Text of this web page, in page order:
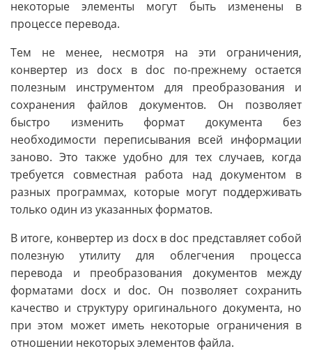
некоторые элементы могут быть изменены в
процессе перевода.
Тем не менее, несмотря на эти ограничения,
конвертер из docx в doc по-прежнему остается
полезным инструментом для преобразования и
сохранения файлов документов. Он позволяет
быстро изменить формат документа без
необходимости переписывания всей информации
заново. Это также удобно для тех случаев, когда
требуется совместная работа над документом в
разных программах, которые могут поддерживать
только один из указанных форматов.
В итоге, конвертер из docx в doc представляет собой
полезную утилиту для облегчения процесса
перевода и преобразования документов между
форматами docx и doc. Он позволяет сохранить
качество и структуру оригинального документа, но
при этом может иметь некоторые ограничения в
отношении некоторых элементов файла.